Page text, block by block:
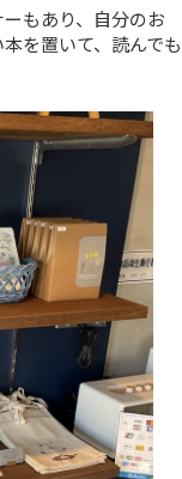
もあり、自分のお
を置いて、読んでも